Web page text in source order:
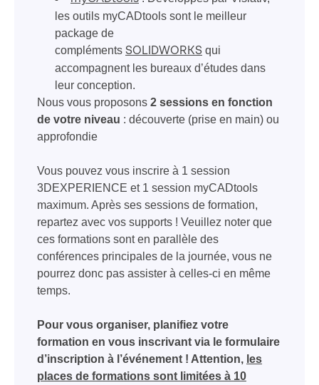
les outils myCADtools sont le meilleur
package de
compléments SOLIDWORKS qui
accompagnent les bureaux d’études dans
leur conception.
Nous vous proposons 2 sessions en fonction
de votre niveau : découverte (prise en main) ou
approfondie
Vous pouvez vous inscrire à 1 session
3DEXPERIENCE et 1 session myCADtools
maximum. Après ses sessions de formation,
repartez avec vos supports ! Veuillez noter que
ces formations sont en parallèle des
conférences principales de la journée, vous ne
pourrez donc pas assister à celles-ci en même
temps.
Pour vous organiser, planifiez votre
formation en vous inscrivant via le formulaire
d’inscription à l’événement ! Attention, les
places de formations sont limitées à 10